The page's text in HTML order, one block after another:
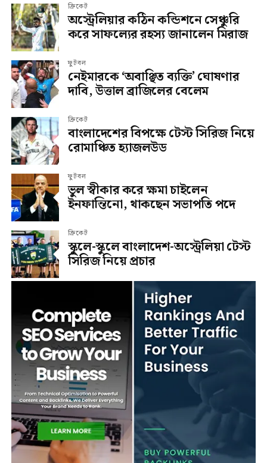
ক্রিকেট
অস্ট্রেলিয়ার কঠিন কন্ডিশনে সেঞ্চুরি
করে সাফল্যের রহস্য জানালেন মিরাজ
ফুটবল
নেইমারকে ‘অবাঞ্ছিত ব্যক্তি’ ঘোষণার
দাবি, উত্তাল ব্রাজিলের বেলেম
ক্রিকেট
বাংলাদেশের বিপক্ষে টেস্ট সিরিজ নিয়ে
রোমাঞ্চিত হ্যাজলউড
ফুটবল
ভুল স্বীকার করে ক্ষমা চাইলেন
ইনফান্তিনো, থাকছেন সভাপতি পদে
ক্রিকেট
স্কুলে-স্কুলে বাংলাদেশ-অস্ট্রেলিয়া টেস্ট
সিরিজ নিয়ে প্রচার